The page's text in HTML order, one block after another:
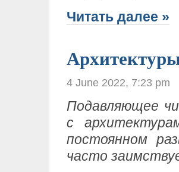
Читать далее »
4 June 2022, 7:23 pm
Подавляющее
с
постоянном
часто